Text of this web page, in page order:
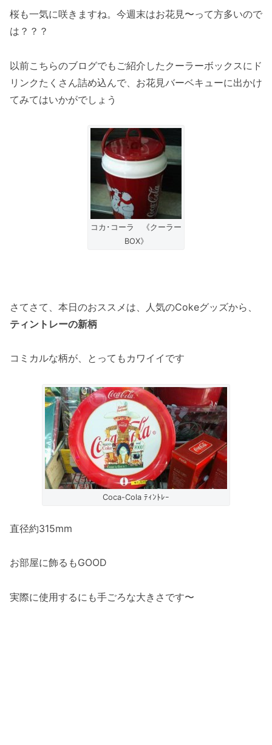
桜も一気に咲きますね。今週末はお花見〜って方多いので
は？？？
以前こちらのブログでもご紹介したクーラーボックスにド
リンクたくさん詰め込んで、お花見バーベキューに出かけ
てみてはいかがでしょう
コカ･コーラ 《クーラー
BOX》
さてさて、本日のおススメは、人気のCokeグッズから、
ティントレーの新柄
コミカルな柄が、とってもカワイイです
Coca-Cola ﾃｨﾝﾄﾚｰ
直径約315mm
お部屋に飾るもGOOD
実際に使用するにも手ごろな大きさです〜